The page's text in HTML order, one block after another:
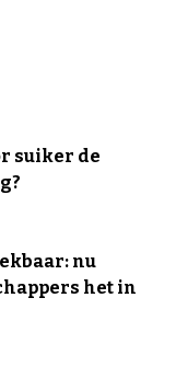
suiker de
nu
het in